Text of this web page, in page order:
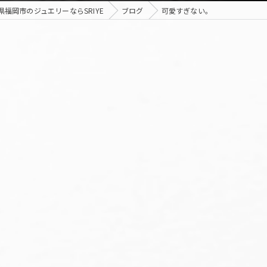
福岡市のジュエリーならSRIYE ブログ 可愛すぎない。